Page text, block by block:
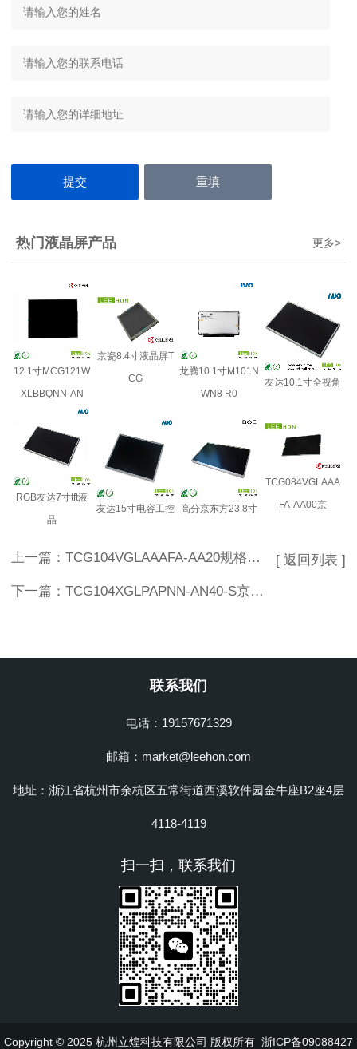
更多>
热门液晶屏产品
12.1寸MCG121W
XLBBQNN-AN
京瓷8.4寸液晶屏T
CG
龙腾10.1寸M101N
WN8 R0
友达10.1寸全视角
RGB友达7寸tft液
晶
友达15寸电容工控 高分京东方23.8寸
TCG084VGLAAA
FA-AA00京
上一篇： TCG104VGLAAAFA-AA20规格书 京瓷10.4寸电阻触摸屏价格
下一篇： TCG104XGLPAPNN-AN40-S京瓷10.4寸LCD液晶屏 户外高亮全视角工业屏
[ 返回列表 ]
联系我们
电话：19157671329
邮箱：market@leehon.com
地址：浙江省杭州市余杭区五常街道西溪软件园金牛座B2座4层
4118-4119
扫一扫，联系我们
Copyright © 2025 杭州立煌科技有限公司 版权所有 浙ICP备09088427